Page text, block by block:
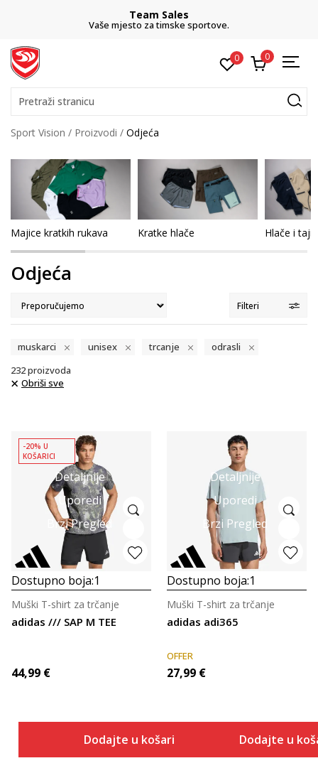
Vaše mjesto za timske sportove.
0 0
Pretraži stranicu
Sport Vision Proizvodi Odjeća
Majice kratkih rukava Kratke hlače Hlače i
Odjeća
Filteri
muskarci unisex trcanje
odrasli
232proizvoda
Obriši sve
Detaljnije
Uporedi
Brzi Pregled
-20% U
KOŠARICI
Dostupno boja:1
adidas /// SAP M TEE
Muški T-shirt za trčanje
44,99 €
Dodajte u košaricu
Detaljnije
Uporedi
Brzi Pregled
Dostupno boja:1
adidas adi365
Muški T-shirt za trčanje
OFFER
27,99 €
Dodajte u